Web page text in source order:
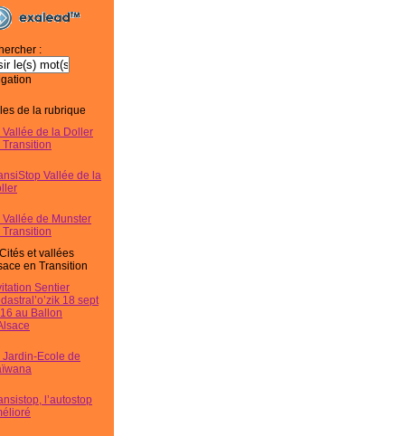
:
de la rubrique
Vallée de la Doller
Transition
Vallée de la
Vallée de Munster
Transition
et vallées
en Transition
Sentier
18 sept
au Ballon
Jardin-Ecole de
l’autostop